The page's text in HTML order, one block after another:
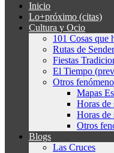
Inicio
Lo+próximo (citas)
Cultura y Ocio
101 Cosas que
Rutas de
Fiestas
El Tiempo
Otros
Mapas
Horas de
Horas de
Otros
Blogs
Las Cruces